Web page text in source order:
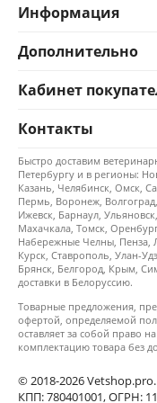
Информация
Дополнительно
Кабинет
Контакты
Быстро доставим
Петербургу и в регионы:
Казань, Челябинск, Омск,
Пермь, Воронеж,
Ижевск, Барнаул,
Махачкала, Томск,
Набережные Челны, Пенза,
Курск, Ставрополь, Улан-
Брянск, Белгород, Крым,
доставки в Белоруссию.
Товарные предложения,
офертой, определяемой
оставляет за собой право
комплектацию товара без
© 2018-2026
КПП: 780401001, ОГРН: